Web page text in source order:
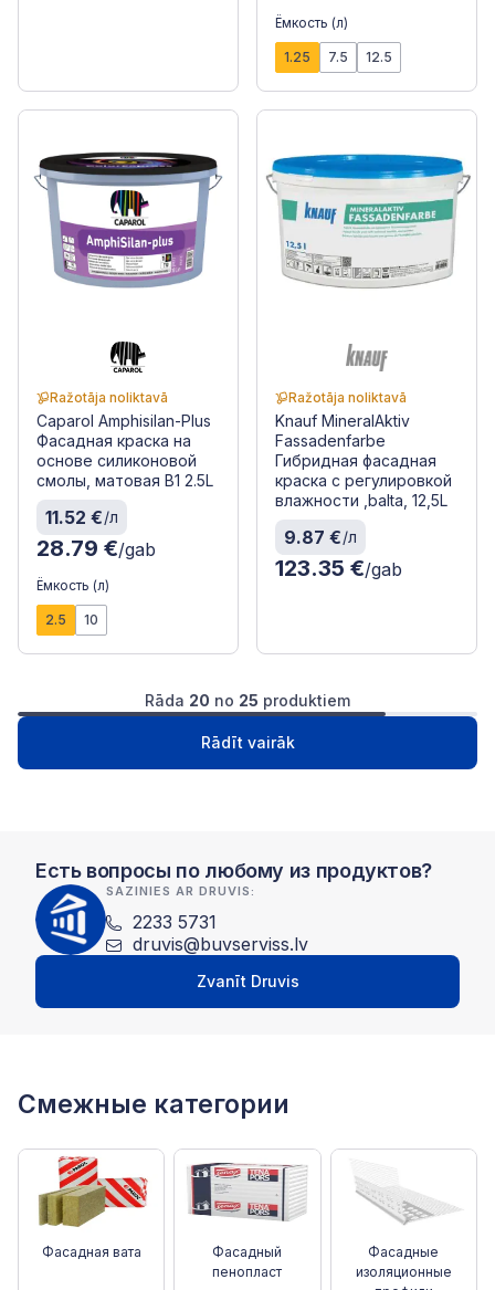
Ёмкость (л)
1.25 7.5 12.5
Ražotāja noliktavā
Caparol Amphisilan-Plus
Фасадная краска на
основе силиконовой
смолы, матовая B1 2.5L
11.52 €/л
28.79 €/gab
Ёмкость (л)
2.5 10
Ražotāja noliktavā
Knauf MineralAktiv
Fassadenfarbe
Гибридная фасадная
краска с регулировкой
влажности ,balta, 12,5L
9.87 €/л
123.35 €/gab
Rāda 20 no 25 produktiem
Rādīt vairāk
1 2 Следущая
Есть вопросы по любому из продуктов?
SAZINIES AR DRUVIS:
2233 5731
druvis@buvserviss.lv
Zvanīt Druvis
Смежные категории
Фасадная вата
Фасадный
пенопласт
Фасадные
изоляционные